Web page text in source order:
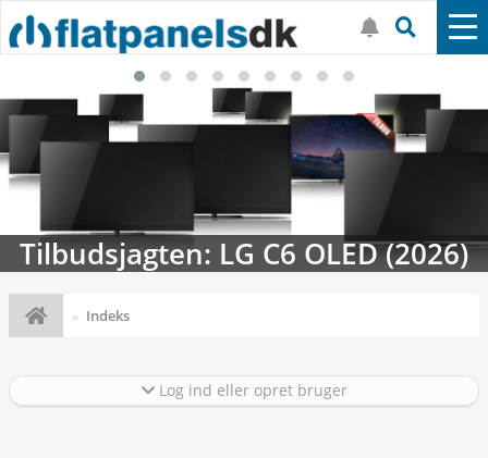
Tilbudsjagten: LG C6 OLED (2026)
Indeks
Log ind eller opret bruger